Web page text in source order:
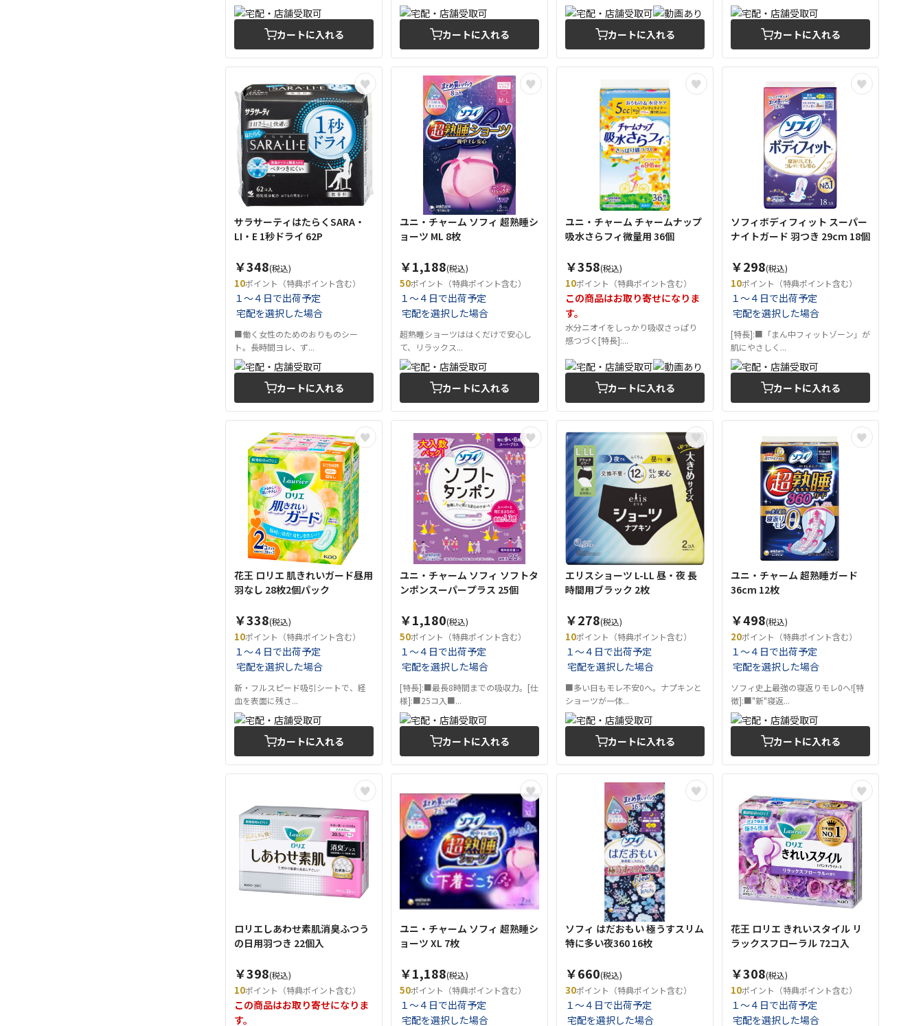
カートに入れる カートに入れる カートに入れる カートに入れる
サラサーティはたらくSARA・
LI・E 1秒ドライ 62P
￥348(税込)
10ポイント（特典ポイント含む）
１～４日で出荷予定
宅配を選択した場合
■働く女性のためのおりものシー
ト。長時間ヨレ、ず...
カートに入れる
ユニ・チャーム ソフィ 超熟睡シ
ョーツ ML 8枚
￥1,188(税込)
50ポイント（特典ポイント含む）
１～４日で出荷予定
宅配を選択した場合
超熟睡ショーツははくだけで安心し
て、リラックス...
カートに入れる
ユニ・チャーム チャームナップ
吸水さらフィ微量用 36個
￥358(税込)
10ポイント（特典ポイント含む）
この商品はお取り寄せになりま
す。
水分ニオイをしっかり吸収さっぱり
感つづく[特長]:...
カートに入れる
ソフィボディフィット スーパー
ナイトガード 羽つき 29cm 18個
￥298(税込)
10ポイント（特典ポイント含む）
１～４日で出荷予定
宅配を選択した場合
[特長]:■「まん中フィットゾーン」が
肌にやさしく...
カートに入れる
花王 ロリエ 肌きれいガード昼用
羽なし 28枚2個パック
￥338(税込)
10ポイント（特典ポイント含む）
１～４日で出荷予定
宅配を選択した場合
新・フルスピード吸引シートで、経
血を表面に残さ...
カートに入れる
ユニ・チャーム ソフィ ソフトタ
ンポンスーパープラス 25個
￥1,180(税込)
50ポイント（特典ポイント含む）
１～４日で出荷予定
宅配を選択した場合
[特長]:■最長8時間までの吸収力。[仕
様]:■25コ入■...
カートに入れる
エリスショーツ L-LL 昼・夜 長
時間用ブラック 2枚
￥278(税込)
10ポイント（特典ポイント含む）
１～４日で出荷予定
宅配を選択した場合
■多い日もモレ不安0へ。ナプキンと
ショーツが一体...
カートに入れる
ユニ・チャーム 超熟睡ガード
36cm 12枚
￥498(税込)
20ポイント（特典ポイント含む）
１～４日で出荷予定
宅配を選択した場合
ソフィ史上最強の寝返りモレ0へ![特
徴]:■"新"寝返...
カートに入れる
ロリエしあわせ素肌消臭ふつう
の日用羽つき 22個入
￥398(税込)
10ポイント（特典ポイント含む）
この商品はお取り寄せになりま
す。
ユニ・チャーム ソフィ 超熟睡シ
ョーツ XL 7枚
￥1,188(税込)
50ポイント（特典ポイント含む）
１～４日で出荷予定
宅配を選択した場合
ソフィ はだおもい 極うすスリム
特に多い夜360 16枚
￥660(税込)
30ポイント（特典ポイント含む）
１～４日で出荷予定
宅配を選択した場合
花王 ロリエ きれいスタイル リ
ラックスフローラル 72コ入
￥308(税込)
10ポイント（特典ポイント含む）
１～４日で出荷予定
宅配を選択した場合